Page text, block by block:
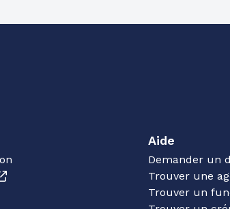
Aide
Demander un
Trouver une
Trouver un